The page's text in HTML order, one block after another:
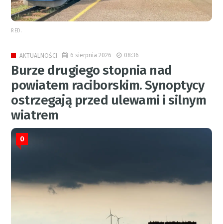
RED.
AKTUALNOŚCI 6 sierpnia 2026 08:36
Burze drugiego stopnia nad
powiatem raciborskim. Synoptycy
ostrzegają przed ulewami i silnym
wiatrem
0